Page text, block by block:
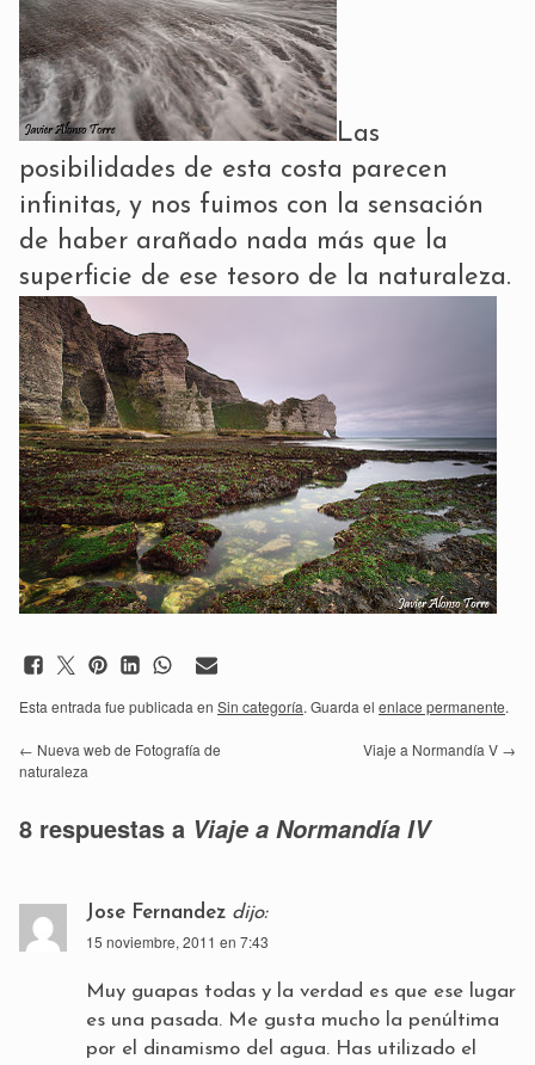
Las
posibilidades de esta costa parecen
infinitas, y nos fuimos con la sensación
de haber arañado nada más que la
superficie de ese tesoro de la naturaleza.
Esta entrada fue publicada en Sin categoría. Guarda el enlace permanente.
← Nueva web de Fotografía de
naturaleza
Viaje a Normandía V →
8 respuestas a Viaje a Normandía IV
Jose Fernandez dijo:
15 noviembre, 2011 en 7:43
Muy guapas todas y la verdad es que ese lugar
es una pasada. Me gusta mucho la penúltima
por el dinamismo del agua. Has utilizado el